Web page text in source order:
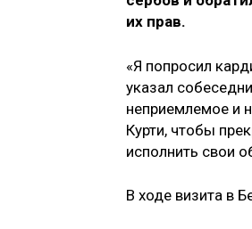
их прав.
«Я попросил
указал
неприемлемое и
Курти, чтобы
исполнить свои
В ходе визита в